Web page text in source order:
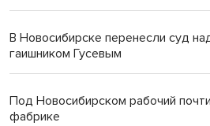
В Новосибирске перенесли суд
гаишником Гусевым
Под Новосибирском рабочий
фабрике